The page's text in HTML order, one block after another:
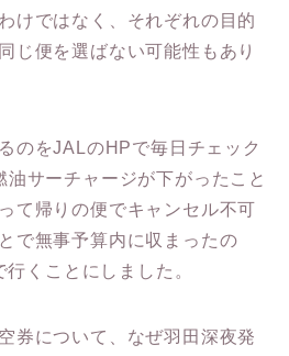
けではなく、それぞれの目的
じ便を選ばない可能性もあり
のをJALのHPで毎日チェック
油サーチャージが下がったこと
て帰りの便でキャンセル不可
で無事予算内に収まったの
くことにしました。
券について、なぜ羽田深夜発